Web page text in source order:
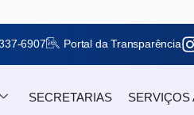
6907 Portal da Transparência
SECRETARIAS SERVIÇOS